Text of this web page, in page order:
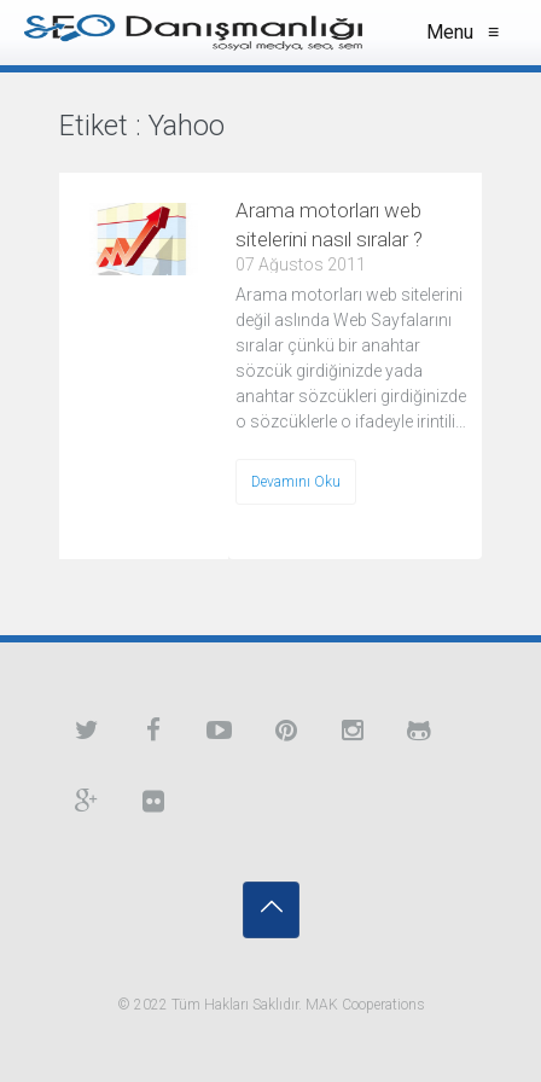
Menu ≡
Etiket : Yahoo
Arama motorları web
sitelerini nasıl sıralar ?
07 Ağustos 2011
Arama motorları web sitelerini
değil aslında Web Sayfalarını
sıralar çünkü bir anahtar
sözcük girdiğinizde yada
anahtar sözcükleri girdiğinizde
o sözcüklerle o ifadeyle irintili…
Devamını Oku
© 2022 Tüm Hakları Saklıdır. MAK Cooperations